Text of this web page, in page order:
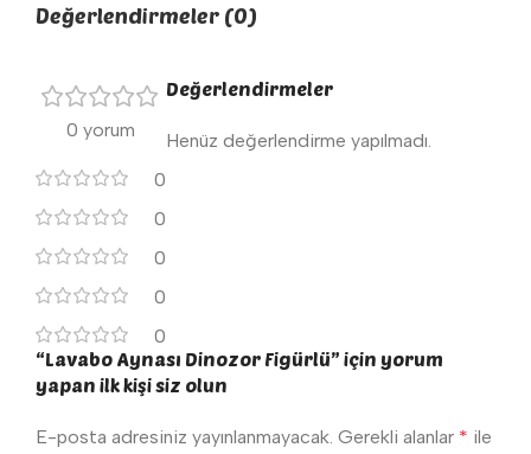
Değerlendirmeler (0)
0 yorum
0
0
0
0
0
Değerlendirmeler
Henüz değerlendirme yapılmadı.
“Lavabo Aynası Dinozor Figürlü” için yorum
yapan ilk kişi siz olun
E-posta adresiniz yayınlanmayacak. Gerekli alanlar * ile